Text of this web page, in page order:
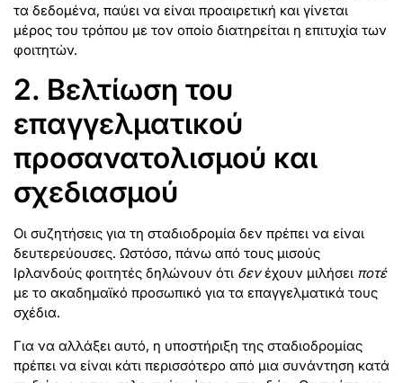
τα δεδομένα, παύει να είναι προαιρετική και γίνεται
μέρος του τρόπου με τον οποίο διατηρείται η επιτυχία των
φοιτητών.
2. Βελτίωση του
επαγγελματικού
προσανατολισμού και
σχεδιασμού
Οι συζητήσεις για τη σταδιοδρομία δεν πρέπει να είναι
δευτερεύουσες. Ωστόσο, πάνω από τους μισούς
Ιρλανδούς φοιτητές δηλώνουν ότι δενέχουν μιλήσει ποτέ
με το ακαδημαϊκό προσωπικό για τα επαγγελματικά τους
σχέδια.
Για να αλλάξει αυτό, η υποστήριξη της σταδιοδρομίας
πρέπει να είναι κάτι περισσότερο από μια συνάντηση κατά